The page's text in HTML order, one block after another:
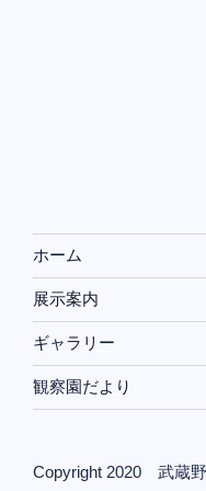
ホーム
展示案内
ギャラリー
観察園だより
Copyright 2020 武蔵